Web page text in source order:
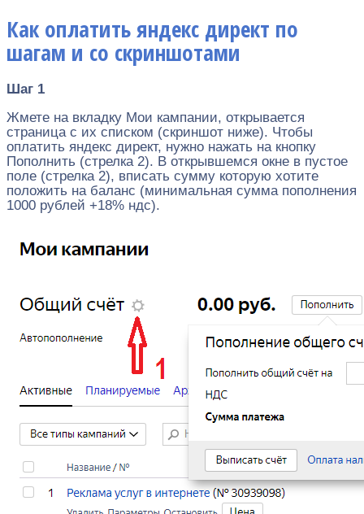
Как оплатить яндекс директ по
шагам и со скриншотами
Шаг 1
Жмете на вкладку Мои кампании, открывается
страница с их списком (скриншот ниже). Чтобы
оплатить яндекс директ, нужно нажать на кнопку
Пополнить (стрелка 2). В открывшемся окне в пустое
поле (стрелка 2), вписать сумму которую хотите
положить на баланс (минимальная сумма пополнения
1000 рублей +18% ндс).